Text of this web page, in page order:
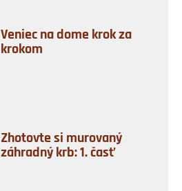
Veniec na dome krok za
krokom
Zhotovte si murovaný
záhradný krb: 1. časť